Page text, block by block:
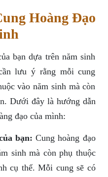
Hoàng Đạo
bạn dựa trên năm sinh
lưu ý rằng mỗi cung
vào năm sinh mà còn
Dưới đây là hướng dẫn
đạo của mình:
bạn: Cung hoàng đạo
sinh mà còn phụ thuộc
cụ thể. Mỗi cung sẽ có